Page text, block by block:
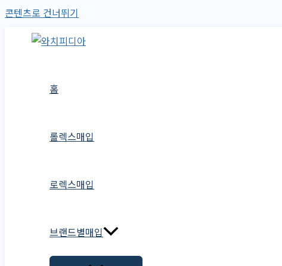
콘텐츠로 건너뛰기
홈
롤렉스매입
로렉스매입
브랜드별매입